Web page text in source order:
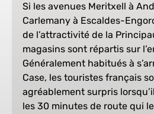
Si les avenues Meritxell à
Carlemany à Escaldes-
de l’attractivité de la
magasins sont répartis sur
Généralement habitués à
Case, les touristes français
agréablement surpris
les 30 minutes de route qui